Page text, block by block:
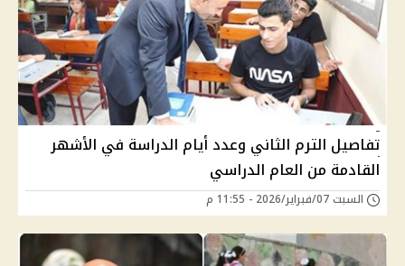
تفاصيل الترم الثاني وعدد أيام الدراسة في الأشهر
القادمة من العام الدراسي
السبت 07/فبراير/2026 - 11:55 م